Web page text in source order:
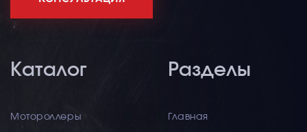
Каталог
Мотороллеры
Разделы
Главная